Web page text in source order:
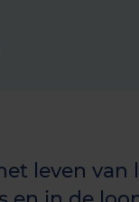
leven van